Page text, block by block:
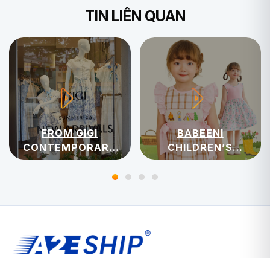
TIN LIÊN QUAN
FROM GIGI
CONTEMPORARY
WOMENSWEAR
BABEENI
CHILDREN’S
APPAREL